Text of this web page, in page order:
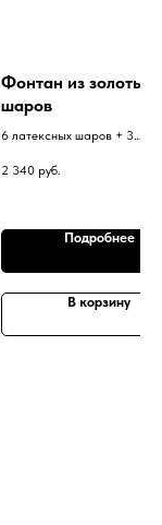
Фонтан из золотых
шаров
6 латексных шаров + 3
фонтане на грузике.
2 340 руб.
Подробнее
В корзину